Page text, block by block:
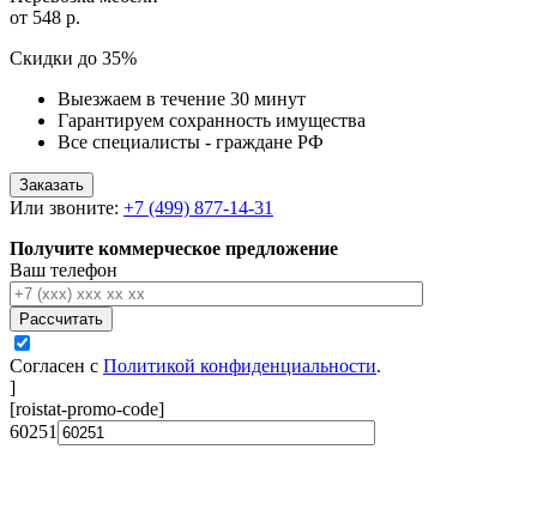
от 548 р.
Скидки до 35%
Выезжаем в течение 30 минут
Гарантируем сохранность имущества
Все специалисты - граждане РФ
Заказать
Или звоните: +7 (499) 877-14-31
Получите коммерческое предложение
Ваш телефон
Рассчитать
Согласен с Политикой конфиденциальности.
]
[roistat-promo-code]
60251